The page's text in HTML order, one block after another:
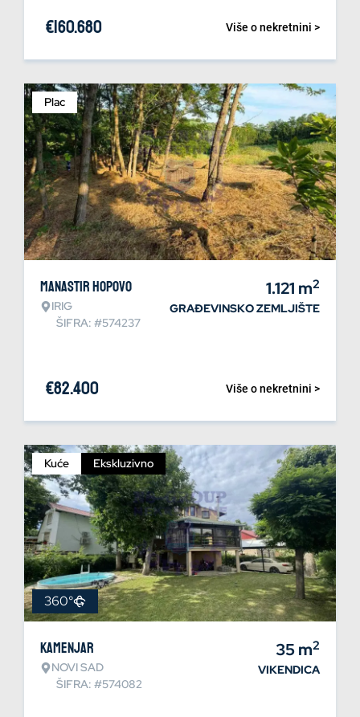
Više o nekretnini >
€160.680
Plac
Manastir Hopovo
IRIG
ŠIFRA: #574237
1.121 m2
GRAĐEVINSKO ZEMLJIŠTE
Više o nekretnini >
€82.400
Kuće Ekskluzivno
360°
Kamenjar
NOVI SAD
ŠIFRA: #574082
35m2
VIKENDICA